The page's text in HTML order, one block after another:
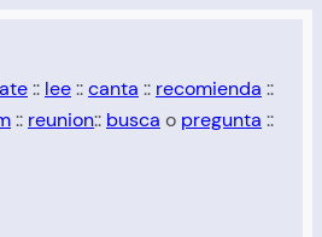
:: lee::canta :: recomienda ::
:: reunion:: busca o pregunta ::